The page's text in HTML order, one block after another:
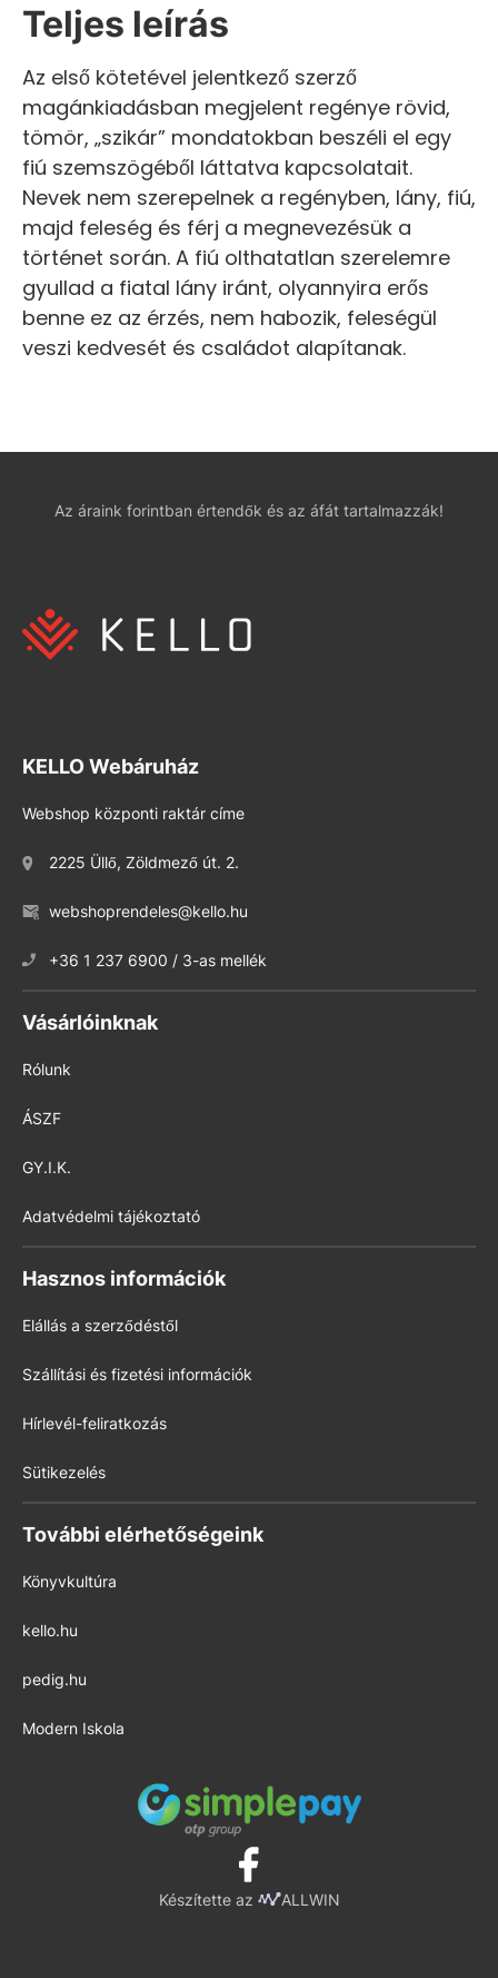
Teljes leírás
Az első kötetével jelentkező szerző
magánkiadásban megjelent regénye rövid,
tömör, „szikár” mondatokban beszéli el egy
fiú szemszögéből láttatva kapcsolatait.
Nevek nem szerepelnek a regényben, lány, fiú,
majd feleség és férj a megnevezésük a
történet során. A fiú olthatatlan szerelemre
gyullad a fiatal lány iránt, olyannyira erős
benne ez az érzés, nem habozik, feleségül
veszi kedvesét és családot alapítanak.
Az áraink forintban értendők és az áfát tartalmazzák!
KELLO Webáruház
Webshop központi raktár címe
2225 Üllő, Zöldmező út. 2.
webshoprendeles@kello.hu
+36 1 237 6900 / 3-as mellék
Vásárlóinknak
Rólunk
ÁSZF
GY.I.K.
Adatvédelmi tájékoztató
Hasznos információk
Elállás a szerződéstől
Szállítási és fizetési információk
Hírlevél-feliratkozás
Sütikezelés
További elérhetőségeink
Könyvkultúra
kello.hu
pedig.hu
Modern Iskola
Készítette az ALLWIN